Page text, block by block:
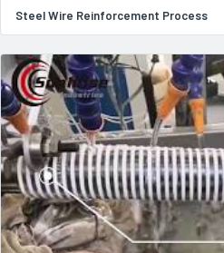
Steel Wire Reinforcement Process